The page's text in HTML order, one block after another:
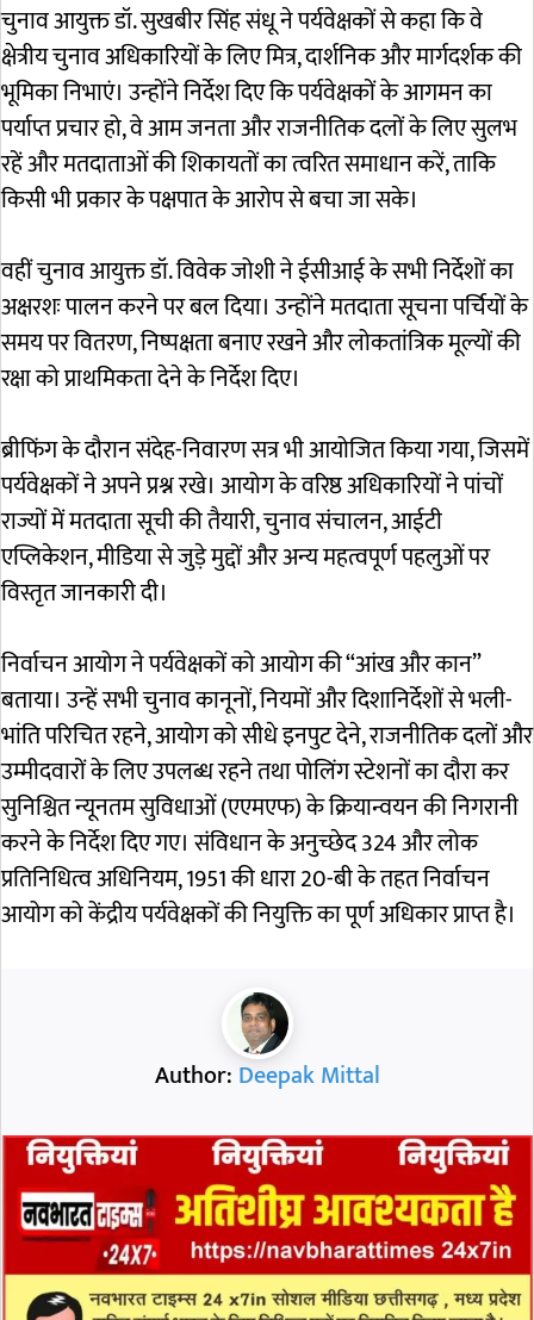
चुनाव आयुक्त डॉ. सुखबीर सिंह संधू ने पर्यवेक्षकों से कहा कि वे
क्षेत्रीय चुनाव अधिकारियों के लिए मित्र, दार्शनिक और मार्गदर्शक की
भूमिका निभाएं। उन्होंने निर्देश दिए कि पर्यवेक्षकों के आगमन का
पर्याप्त प्रचार हो, वे आम जनता और राजनीतिक दलों के लिए सुलभ
रहें और मतदाताओं की शिकायतों का त्वरित समाधान करें, ताकि
किसी भी प्रकार के पक्षपात के आरोप से बचा जा सके।
वहीं चुनाव आयुक्त डॉ. विवेक जोशी ने ईसीआई के सभी निर्देशों का
अक्षरशः पालन करने पर बल दिया। उन्होंने मतदाता सूचना पर्चियों के
समय पर वितरण, निष्पक्षता बनाए रखने और लोकतांत्रिक मूल्यों की
रक्षा को प्राथमिकता देने के निर्देश दिए।
ब्रीफिंग के दौरान संदेह-निवारण सत्र भी आयोजित किया गया, जिसमें
पर्यवेक्षकों ने अपने प्रश्न रखे। आयोग के वरिष्ठ अधिकारियों ने पांचों
राज्यों में मतदाता सूची की तैयारी, चुनाव संचालन, आईटी
एप्लिकेशन, मीडिया से जुड़े मुद्दों और अन्य महत्वपूर्ण पहलुओं पर
विस्तृत जानकारी दी।
निर्वाचन आयोग ने पर्यवेक्षकों को आयोग की “आंख और कान”
बताया। उन्हें सभी चुनाव कानूनों, नियमों और दिशानिर्देशों से भली-
भांति परिचित रहने, आयोग को सीधे इनपुट देने, राजनीतिक दलों और
उम्मीदवारों के लिए उपलब्ध रहने तथा पोलिंग स्टेशनों का दौरा कर
सुनिश्चित न्यूनतम सुविधाओं (एएमएफ) के क्रियान्वयन की निगरानी
करने के निर्देश दिए गए। संविधान के अनुच्छेद 324 और लोक
प्रतिनिधित्व अधिनियम, 1951 की धारा 20-बी के तहत निर्वाचन
आयोग को केंद्रीय पर्यवेक्षकों की नियुक्ति का पूर्ण अधिकार प्राप्त है।
Author: Deepak Mittal